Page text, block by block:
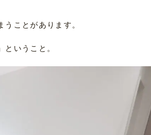
うことがあります。
」ということ。